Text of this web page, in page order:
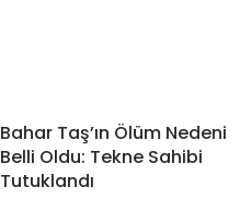
Bahar Taş’ın Ölüm Nedeni
Belli Oldu: Tekne Sahibi
Tutuklandı